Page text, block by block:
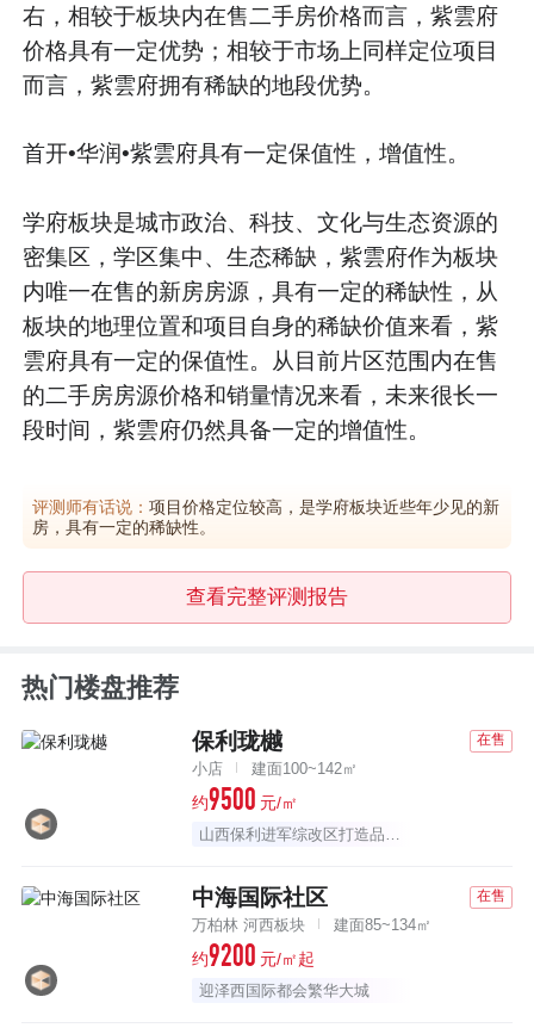
右，相较于板块内在售二手房价格而言，紫雲府
价格具有一定优势；相较于市场上同样定位项目
而言，紫雲府拥有稀缺的地段优势。
首开•华润•紫雲府具有一定保值性，增值性。
学府板块是城市政治、科技、文化与生态资源的
密集区，学区集中、生态稀缺，紫雲府作为板块
内唯一在售的新房房源，具有一定的稀缺性，从
板块的地理位置和项目自身的稀缺价值来看，紫
雲府具有一定的保值性。从目前片区范围内在售
的二手房房源价格和销量情况来看，未来很长一
段时间，紫雲府仍然具备一定的增值性。
评测师有话说：项目价格定位较高，是学府板块近些年少见的新
房，具有一定的稀缺性。
查看完整评测报告
热门楼盘推荐
保利珑樾 在售
小店 建面100~142㎡
约9500 元/㎡
中海国际社区 在售
万柏林 河西板块 建面85~134㎡
约9200 元/㎡起
迎泽西国际都会繁华大城